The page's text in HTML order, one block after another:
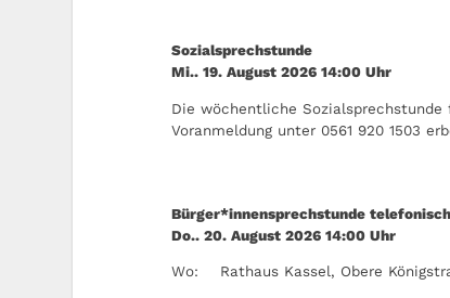
Sozialsprechstunde
Mi.. 19. August 2026 14:00 Uhr
Die wöchentliche
Voranmeldung unter 0561 920 1503
Bürger*innensprechstunde telefonisch
Do.. 20. August 2026 14:00 Uhr
Wo: Rathaus Kassel, Obere